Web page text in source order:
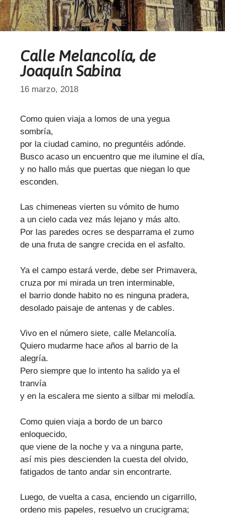
Calle Melancolía, de
Joaquín Sabina
16 marzo, 2018
Como quien viaja a lomos de una yegua
sombría,
por la ciudad camino, no preguntéis adónde.
Busco acaso un encuentro que me ilumine el día,
y no hallo más que puertas que niegan lo que
esconden.
Las chimeneas vierten su vómito de humo
a un cielo cada vez más lejano y más alto.
Por las paredes ocres se desparrama el zumo
de una fruta de sangre crecida en el asfalto.
Ya el campo estará verde, debe ser Primavera,
cruza por mi mirada un tren interminable,
el barrio donde habito no es ninguna pradera,
desolado paisaje de antenas y de cables.
Vivo en el número siete, calle Melancolía.
Quiero mudarme hace años al barrio de la
alegría.
Pero siempre que lo intento ha salido ya el
tranvía
y en la escalera me siento a silbar mi melodía.
Como quien viaja a bordo de un barco
enloquecido,
que viene de la noche y va a ninguna parte,
así mis pies descienden la cuesta del olvido,
fatigados de tanto andar sin encontrarte.
Luego, de vuelta a casa, enciendo un cigarrillo,
ordeno mis papeles, resuelvo un crucigrama;